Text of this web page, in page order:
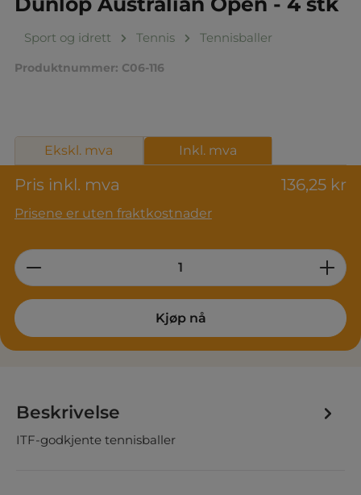
Sport og idrett Tennis Tennisballer
Produktnummer: C06-116
Pris inkl. mva 136,25 kr
Prisene er uten fraktkostnader
Ekskl. mva Inkl. mva
Product Quantity: Enter the desired
Kjøp nå
Beskrivelse
ITF-godkjente tennisballer